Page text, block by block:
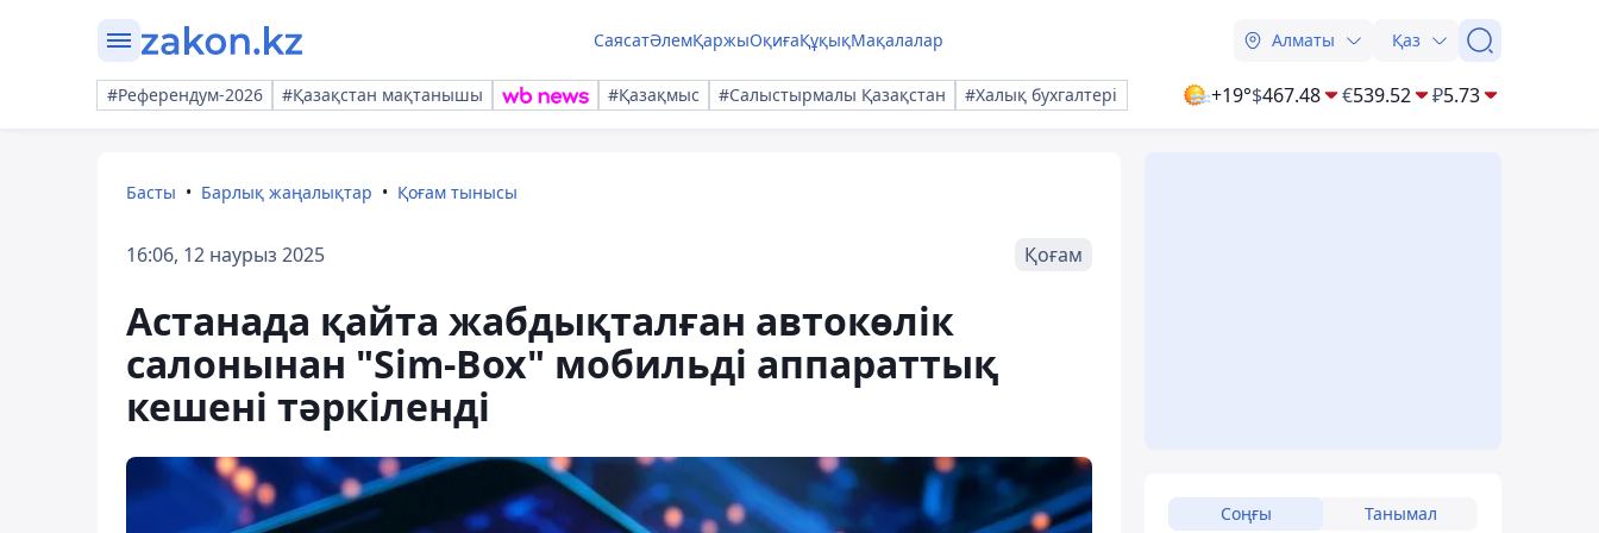
СаясатӘлемҚаржыОқиғаҚұқықМақалалар Алматы Қаз
#Референдум-2026 #Қазақстан мақтанышы #Қазақмыс #Салыстырмалы Қазақстан #Халық бухгалтері +19°$467.48 €539.52 ₽5.73
Басты Барлық жаңалықтар Қоғам тынысы
16:06, 12 наурыз 2025 Қоғам
Астанада қайта жабдықталған автокөлік
салонынан "Sim-Box" мобильді аппараттық
кешені тәркіленді
Соңғы Танымал